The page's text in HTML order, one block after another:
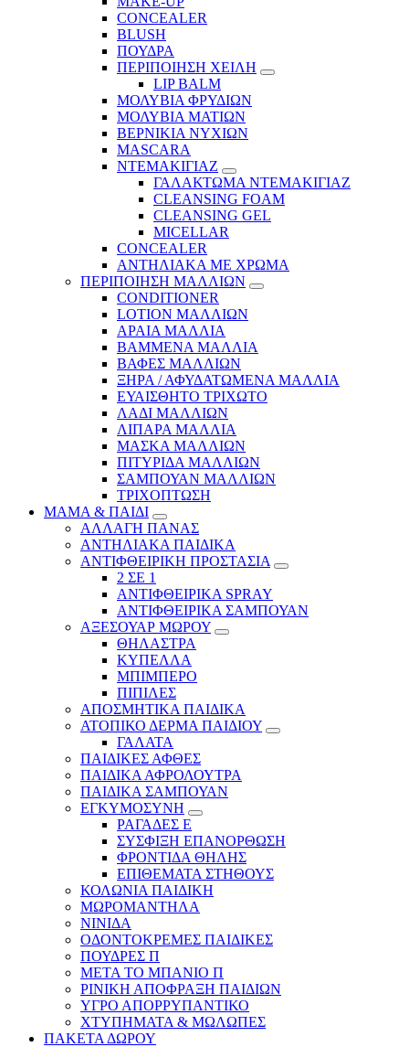
CONCEALER
BLUSH
ΠΟΥΔΡΑ
ΠΕΡΙΠΟΙΗΣΗ ΧΕΙΛΗ
LIP BALM
ΜΟΛΥΒΙΑ ΦΡΥΔΙΩΝ
ΜΟΛΥΒΙΑ ΜΑΤΙΩΝ
ΒΕΡΝΙΚΙΑ ΝΥΧΙΩΝ
MASCARA
ΝΤΕΜΑΚΙΓΙΑΖ
ΓΑΛΑΚΤΩΜΑ ΝΤΕΜΑΚΙΓΙΑΖ
CLEANSING FOAM
CLEANSING GEL
MICELLAR
CONCEALER
ΑΝΤΗΛΙΑΚΑ ΜΕ ΧΡΩΜΑ
ΠΕΡΙΠΟΙΗΣΗ ΜΑΛΛΙΩΝ
CONDITIONER
LOTION ΜΑΛΛΙΩΝ
ΑΡΑΙΑ ΜΑΛΛΙΑ
ΒΑΜΜΕΝΑ ΜΑΛΛΙΑ
ΒΑΦΕΣ ΜΑΛΛΙΩΝ
ΞΗΡΑ / ΑΦΥΔΑΤΩΜΕΝΑ ΜΑΛΛΙΑ
ΕΥΑΙΣΘΗΤΟ ΤΡΙΧΩΤΟ
ΛΑΔΙ ΜΑΛΛΙΩΝ
ΛΙΠΑΡΑ ΜΑΛΛΙΑ
ΜΑΣΚΑ ΜΑΛΛΙΩΝ
ΠΙΤΥΡΙΔΑ ΜΑΛΛΙΩΝ
ΣΑΜΠΟΥΑΝ ΜΑΛΛΙΩΝ
ΤΡΙΧΟΠΤΩΣΗ
ΜΑΜΑ & ΠΑΙΔΙ
ΑΛΛΑΓΗ ΠΑΝΑΣ
ΑΝΤΗΛΙΑΚΑ ΠΑΙΔΙΚΑ
ΑΝΤΙΦΘΕΙΡΙΚΗ ΠΡΟΣΤΑΣΙΑ
2 ΣΕ 1
ΑΝΤΙΦΘΕΙΡΙΚΑ SPRAY
ΑΝΤΙΦΘΕΙΡΙΚΑ ΣΑΜΠΟΥΑΝ
ΑΞΕΣΟΥΑΡ ΜΩΡΟΥ
ΘΗΛΑΣΤΡΑ
ΚΥΠΕΛΛΑ
ΜΠΙΜΠΕΡΟ
ΠΙΠΙΛΕΣ
ΑΠΟΣΜΗΤΙΚΑ ΠΑΙΔΙΚΑ
ΑΤΟΠΙΚΟ ΔΕΡΜΑ ΠΑΙΔΙΟΥ
ΓΑΛΑΤΑ
ΠΑΙΔΙΚΕΣ ΑΦΘΕΣ
ΠΑΙΔΙΚΑ ΑΦΡΟΛΟΥΤΡΑ
ΠΑΙΔΙΚΑ ΣΑΜΠΟΥΑΝ
ΕΓΚΥΜΟΣΥΝΗ
ΡΑΓΑΔΕΣ Ε
ΣΥΣΦΙΞΗ ΕΠΑΝΟΡΘΩΣΗ
ΦΡΟΝΤΙΔΑ ΘΗΛΗΣ
ΕΠΙΘΕΜΑΤΑ ΣΤΗΘΟΥΣ
ΚΟΛΩΝΙΑ ΠΑΙΔΙΚΗ
ΜΩΡΟΜΑΝΤΗΛΑ
ΝΙΝΙΔΑ
ΟΔΟΝΤΟΚΡΕΜΕΣ ΠΑΙΔΙΚΕΣ
ΠΟΥΔΡΕΣ Π
ΜΕΤΑ ΤΟ ΜΠΑΝΙΟ Π
ΡΙΝΙΚΗ ΑΠΟΦΡΑΞΗ ΠΑΙΔΙΩΝ
ΥΓΡΟ ΑΠΟΡΡΥΠΑΝΤΙΚΟ
ΧΤΥΠΗΜΑΤΑ & ΜΩΛΩΠΕΣ
ΠΑΚΕΤΑ ΔΩΡΟΥ